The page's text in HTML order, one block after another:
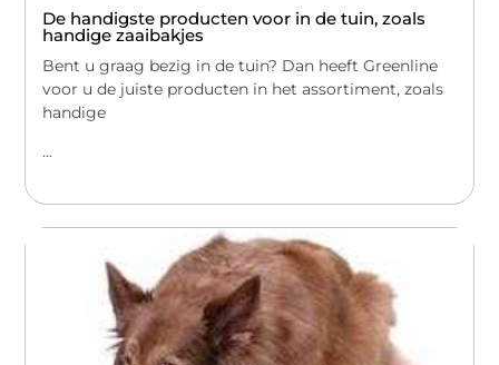
De handigste producten voor in de tuin, zoals
handige zaaibakjes
Bent u graag bezig in de tuin? Dan heeft Greenline
voor u de juiste producten in het assortiment, zoals
handige
...